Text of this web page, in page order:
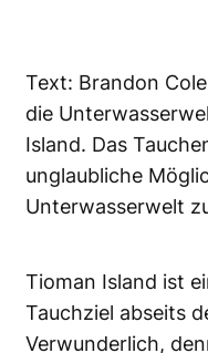
Text: Brandon
die
Island. Das
unglaubliche
Unterwasserwelt
Tioman Island ist
Tauchziel abseits
Verwunderlich,